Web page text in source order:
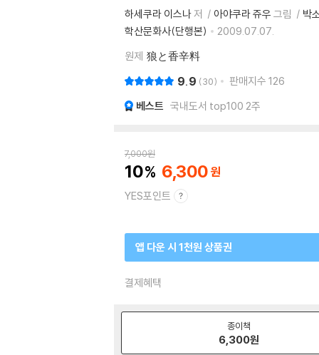
하세쿠라 이스나저 아야쿠라 쥬우 그림
박
학산문화사(단행본)
2009.07.07.
원제 狼と香辛料
9.9 30 판매지수 126
베스트 국내도서 top100 2주
7,000원
10 6,300
YES포인트
앱 다운 시 1천원 상품권
결제혜택
종이책
6,300원